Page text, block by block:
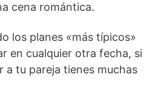
cena romántica.
los planes «más típicos»
en cualquier otra fecha, si
a tu pareja tienes muchas